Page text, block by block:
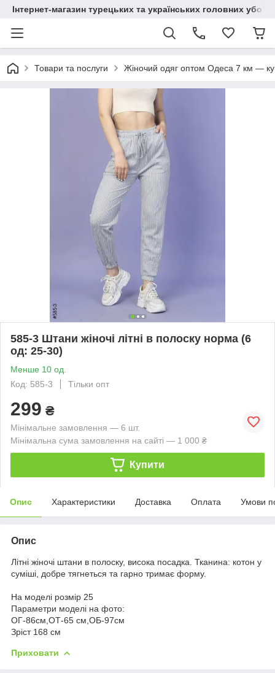
Інтернет-магазин турецьких та українських головних
Товари та послуги Жіночий одяг оптом Одеса 7 км —
585-3 Штани жіночі літні в полоску норма (6
од: 25-30)
Менше 10 од.
Код: 585-3
Тільки опт
299 ₴
Мінімальне замовлення — 6 шт.
Мінімальна сума замовлення на сайті — 1 000 ₴
Купити
Опис Характеристики Доставка Оплата Умови
Опис
Літні жіночі штани в полоску, висока посадка. Тканина: котон у
суміші, добре тягнеться та гарно тримає форму.
На моделі розмір 25
Параметри моделі на фото:
ОГ-86см,ОТ-65 см,ОБ-97см
Зріст 168 см
Приховати